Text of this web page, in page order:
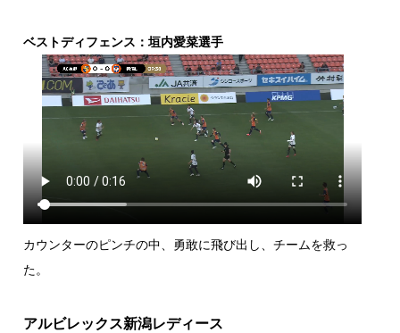
ベストディフェンス：垣内愛菜選手
カウンターのピンチの中、勇敢に飛び出し、チームを救っ
た。
アルビレックス新潟レディース